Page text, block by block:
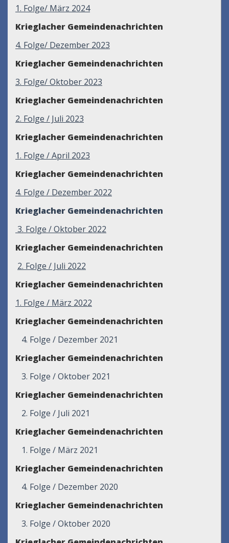
1. Folge/ März 2024
Krieglacher Gemeindenachrichten
4. Folge/ Dezember 2023
Krieglacher Gemeindenachrichten
3. Folge/ Oktober 2023
Krieglacher Gemeindenachrichten
2. Folge / Juli 2023
Krieglacher Gemeindenachrichten
1. Folge / April 2023
Krieglacher Gemeindenachrichten
4. Folge / Dezember 2022
Krieglacher Gemeindenachrichten
3. Folge / Oktober 2022
Krieglacher Gemeindenachrichten
2. Folge / Juli 2022
Krieglacher Gemeindenachrichten
1. Folge / März 2022
Krieglacher Gemeindenachrichten
4. Folge / Dezember 2021
Krieglacher Gemeindenachrichten
3. Folge / Oktober 2021
Krieglacher Gemeindenachrichten
2. Folge / Juli 2021
Krieglacher Gemeindenachrichten
1. Folge / März 2021
Krieglacher Gemeindenachrichten
4. Folge / Dezember 2020
Krieglacher Gemeindenachrichten
3. Folge / Oktober 2020